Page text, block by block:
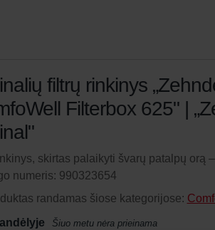
filtrų rinkinys
Filterbox 625" |
skirtas palaikyti švarų patalpų orą
numeris: 990323654
randamas šiose kategorijose:
Šiuo metu nėra prieinama